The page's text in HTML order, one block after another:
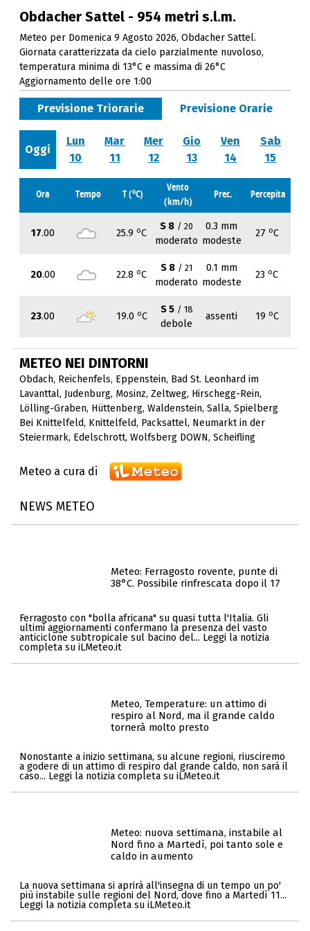
Obdacher Sattel - 954 metri s.l.m.
Meteo per Domenica 9 Agosto 2026, Obdacher Sattel.
Giornata caratterizzata da cielo parzialmente nuvoloso,
temperatura minima di 13°C e massima di 26°C
Aggiornamento delle ore 1:00
Previsione Triorarie Previsione Orarie
Oggi
Lun
10
Mar
11
Mer
12
Gio
13
Ven
14
Sab
15
Ora Tempo T (oC)
Vento
(km/h)
Prec. Percepita
17.00 25.9 oC
S 8 / 20
moderato
0.3 mm
modeste
27 oC
20.00 22.8 oC
S 8 / 21
moderato
0.1 mm
modeste
23 oC
23.00 19.0 oC
S 5 / 18
debole
assenti 19 oC
METEO NEI DINTORNI
Obdach, Reichenfels, Eppenstein, Bad St. Leonhard im
Lavanttal, Judenburg, Mosinz, Zeltweg, Hirschegg-Rein,
Lölling-Graben, Hüttenberg, Waldenstein, Salla, Spielberg
Bei Knittelfeld, Knittelfeld, Packsattel, Neumarkt in der
Steiermark, Edelschrott, Wolfsberg DOWN, Scheifling
Meteo a cura di
NEWS METEO
Meteo: Ferragosto rovente, punte di
38°C. Possibile rinfrescata dopo il 17
Ferragosto con "bolla africana" su quasi tutta l'Italia. Gli
ultimi aggiornamenti confermano la presenza del vasto
anticiclone subtropicale sul bacino del... Leggi la notizia
completa su iLMeteo.it
Meteo, Temperature: un attimo di
respiro al Nord, ma il grande caldo
tornerà molto presto
Nonostante a inizio settimana, su alcune regioni, riusciremo
a godere di un attimo di respiro dal grande caldo, non sarà il
caso... Leggi la notizia completa su iLMeteo.it
Meteo: nuova settimana, instabile al
Nord fino a Martedì, poi tanto sole e
caldo in aumento
La nuova settimana si aprirà all'insegna di un tempo un po'
più instabile sulle regioni del Nord, dove fino a Martedì 11...
Leggi la notizia completa su iLMeteo.it